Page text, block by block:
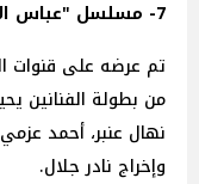
7- مسلسل "عباس الأبيض في اليوم الأسود"
من بطولة الفنانين
نهال عنبر، أحمد
وإخراج نادر جلال.